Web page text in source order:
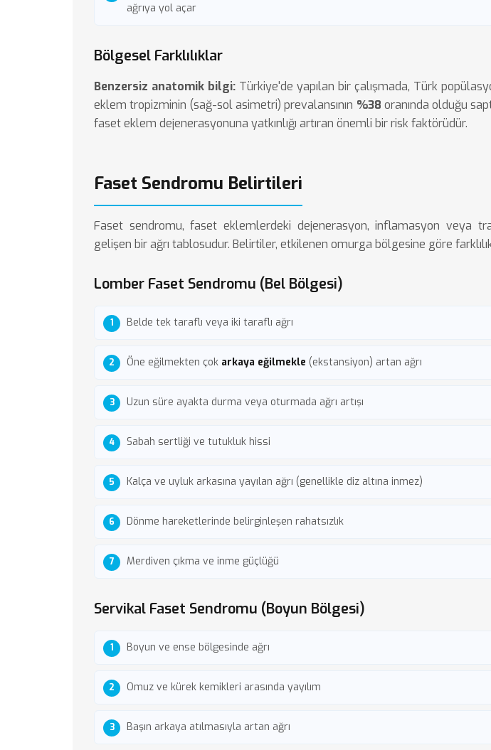
ağrıya yol açar
Bölgesel Farklılıklar
Benzersiz anatomik bilgi: Türkiye'de yapılan bir çalışmada, Türk
eklem tropizminin (sağ-sol asimetri) prevalansının %38 oranında olduğu
faset eklem dejenerasyonuna yatkınlığı artıran önemli bir risk faktörüdür.
Faset Sendromu Belirtileri
Faset sendromu, faset eklemlerdeki dejenerasyon, inflamasyon veya
gelişen bir ağrı tablosudur. Belirtiler, etkilenen omurga bölgesine göre
Lomber Faset Sendromu (Bel Bölgesi)
Belde tek taraflı veya iki taraflı ağrı
Öne eğilmekten çok arkaya eğilmekle (ekstansiyon) artan ağrı
Uzun süre ayakta durma veya oturmada ağrı artışı
Sabah sertliği ve tutukluk hissi
Kalça ve uyluk arkasına yayılan ağrı (genellikle diz altına inmez)
Dönme hareketlerinde belirginleşen rahatsızlık
Merdiven çıkma ve inme güçlüğü
Servikal Faset Sendromu (Boyun Bölgesi)
Boyun ve ense bölgesinde ağrı
Omuz ve kürek kemikleri arasında yayılım
Başın arkaya atılmasıyla artan ağrı